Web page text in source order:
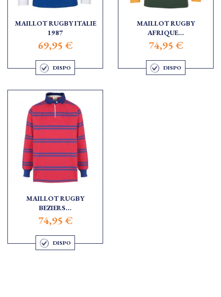
MAILLOT RUGBY ITALIE
1987
69,95 €
DISPO
MAILLOT RUGBY
AFRIQUE...
74,95 €
DISPO
MAILLOT RUGBY
BEZIERS...
74,95 €
DISPO